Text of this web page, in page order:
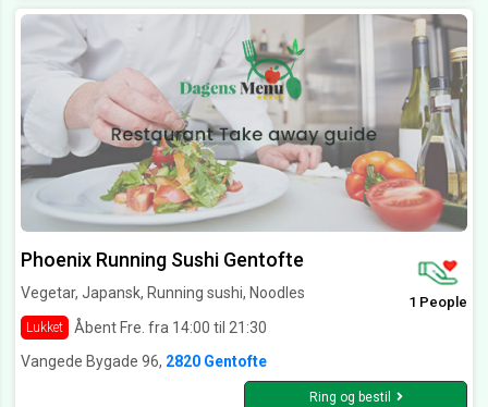
Phoenix Running Sushi Gentofte
Vegetar, Japansk, Running sushi, Noodles
Lukket Åbent Fre. fra 14:00 til 21:30
1 People
Vangede Bygade 96, 2820 Gentofte
Ring og bestil